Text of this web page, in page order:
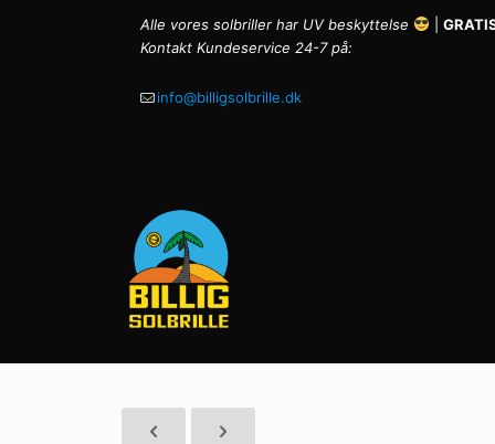
Alle vores solbriller har UV beskyttelse
Kontakt Kundeservice 24-7 på:
info@billigsolbrille.dk